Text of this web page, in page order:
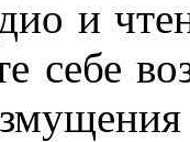
и
себе